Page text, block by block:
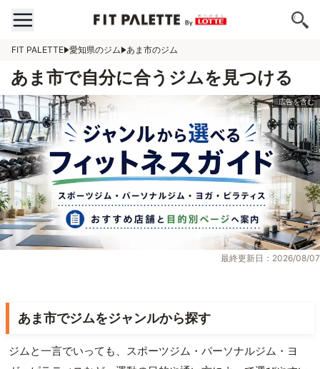
FIT PALETTE 愛知県のジム あま市のジム
あま市で自分に合うジムを見つける
最終更新日：2026/08/07
あま市でジムをジャンルから探す
ジムと一言でいっても、スポーツジム・パーソナルジム・ヨ